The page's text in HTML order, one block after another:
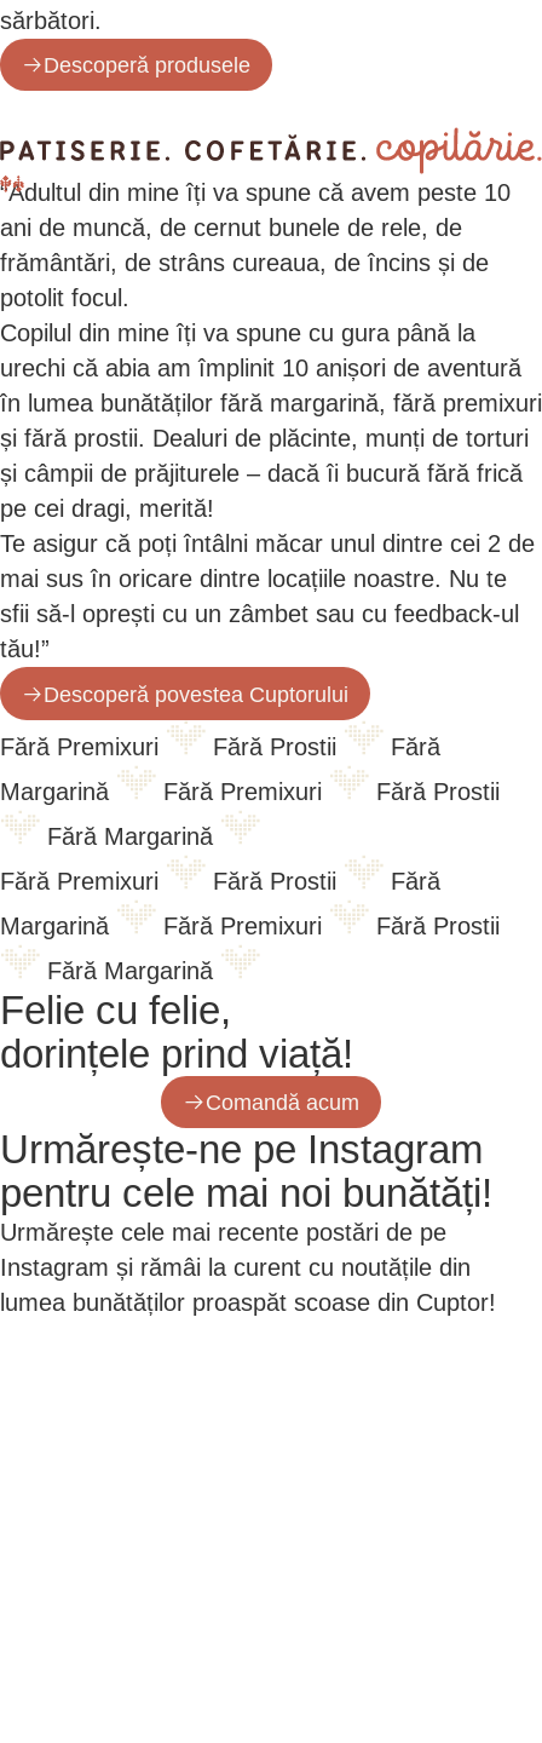
sărbători.
Descoperă produsele
“Adultul din mine îți va spune că avem peste 10
ani de muncă, de cernut bunele de rele, de
frământări, de strâns cureaua, de încins și de
potolit focul.
Copilul din mine îți va spune cu gura până la
urechi că abia am împlinit 10 anișori de aventură
în lumea bunătăților fără margarină, fără premixuri
și fără prostii. Dealuri de plăcinte, munți de torturi
și câmpii de prăjiturele – dacă îi bucură fără frică
pe cei dragi, merită!
Te asigur că poți întâlni măcar unul dintre cei 2 de
mai sus în oricare dintre locațiile noastre. Nu te
sfii să-l oprești cu un zâmbet sau cu feedback-ul
tău!”
Descoperă povestea Cuptorului
Fără Premixuri Fără Prostii
Fără
Margarină
Fără Premixuri
Fără Prostii
Fără Margarină
Fără Premixuri
Fără Prostii
Fără
Margarină
Fără Premixuri
Fără Prostii
Fără Margarină
Felie cu felie,
dorințele prind viață!
Comandă acum
Urmărește-ne pe Instagram
pentru cele mai noi bunătăți!
Urmărește cele mai recente postări de pe
Instagram și rămâi la curent cu noutățile din
lumea bunătăților proaspăt scoase din Cuptor!